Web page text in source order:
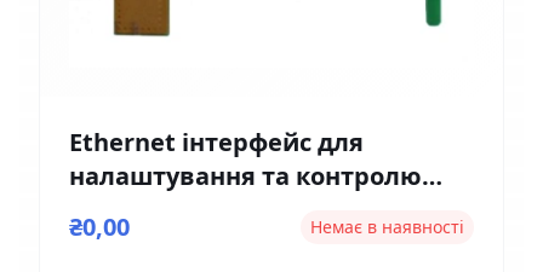
Ethernet інтерфейс для
налаштування та контролю
₴0,00 Немає в наявності